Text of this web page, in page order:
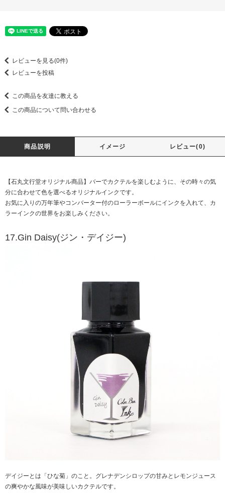
レビューを見る(0件)
レビューを投稿
この商品を友達に教える
この商品について問い合わせる
商品説明 イメージ レビュー(0)
【石丸文行堂オリジナル商品】バーでカクテルを楽しむように、その時々の気
分に合わせて色を選べるオリジナルインクです。
お気に入りの万年筆やコンバーター付のローラーボールにインクを入れて、カ
ラーインクの世界をお楽しみください。
17.Gin Daisy(ジン・デイジー)
デイジーとは「ひな菊」のこと。グレナデンシロップの甘みとレモンジュース
の爽やかな風味が美味しいカクテルです。